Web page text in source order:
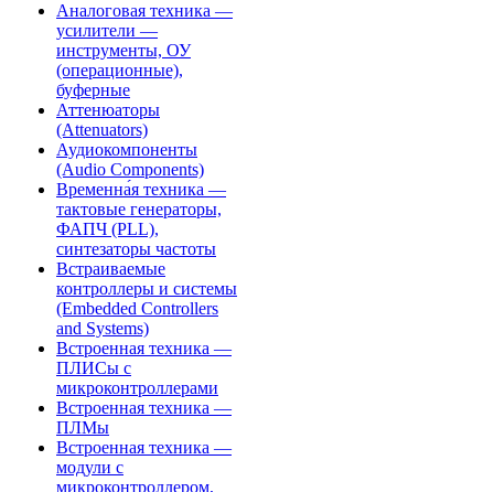
Аналоговая техника —
усилители —
инструменты, ОУ
(операционные),
буферные
Аттенюаторы
(Attenuators)
Аудиокомпоненты
(Audio Components)
Временна́я техника —
тактовые генераторы,
ФАПЧ (PLL),
синтезаторы частоты
Встраиваемые
контроллеры и системы
(Embedded Controllers
and Systems)
Встроенная техника —
ПЛИСы с
микроконтроллерами
Встроенная техника —
ПЛМы
Встроенная техника —
модули с
микроконтроллером,